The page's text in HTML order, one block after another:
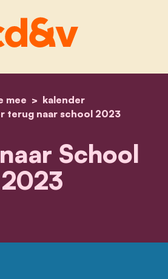
home
mee
kalender
terug naar school 2023
terug naar school 2023
School
2023